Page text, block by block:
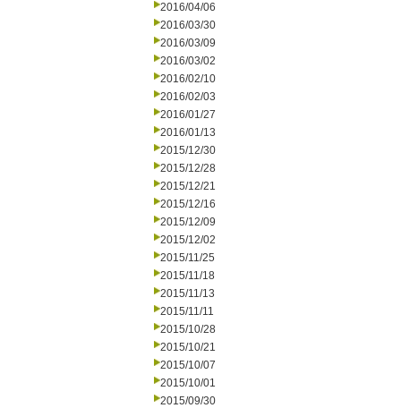
2016/04/06
2016/03/30
2016/03/09
2016/03/02
2016/02/10
2016/02/03
2016/01/27
2016/01/13
2015/12/30
2015/12/28
2015/12/21
2015/12/16
2015/12/09
2015/12/02
2015/11/25
2015/11/18
2015/11/13
2015/11/11
2015/10/28
2015/10/21
2015/10/07
2015/10/01
2015/09/30